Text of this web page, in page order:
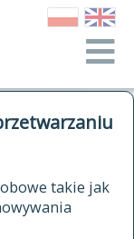
takie jak